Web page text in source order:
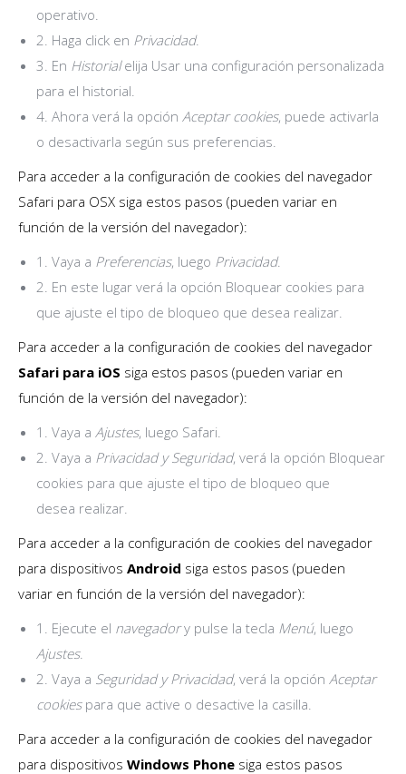
operativo.
2. Haga click en Privacidad.
3. En Historialelija Usar una configuración personalizada
para el historial.
4. Ahora verá la opción Aceptar cookies, puede activarla
o desactivarla según sus preferencias.
Para acceder a la configuración de cookies del navegador
Safari para OSX siga estos pasos (pueden variar en
función de la versión del navegador):
1. Vaya a Preferencias, luego Privacidad.
2. En este lugar verá la opción Bloquear cookies para
que ajuste el tipo de bloqueo que desea realizar.
Para acceder a la configuración de cookies del navegador
Safari para iOS siga estos pasos (pueden variar en
función de la versión del navegador):
1. Vaya a Ajustes, luego Safari.
2. Vaya a Privacidad y Seguridad, verá la opción Bloquear
cookies para que ajuste el tipo de bloqueo que
desea realizar.
Para acceder a la configuración de cookies del navegador
para dispositivos Android siga estos pasos (pueden
variar en función de la versión del navegador):
1. Ejecute el navegadory pulse la tecla Menú, luego
Ajustes.
2. Vaya a Seguridad y Privacidad, verá la opción Aceptar
cookiespara que active o desactive la casilla.
Para acceder a la configuración de cookies del navegador
para dispositivos Windows Phone siga estos pasos